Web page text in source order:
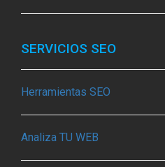
SERVICIOS SEO
Herramientas SEO
Analiza TU WEB